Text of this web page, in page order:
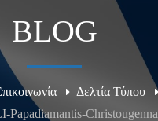
BLOG
Δελτία Τύπου
Papadiamantis-Christougenna